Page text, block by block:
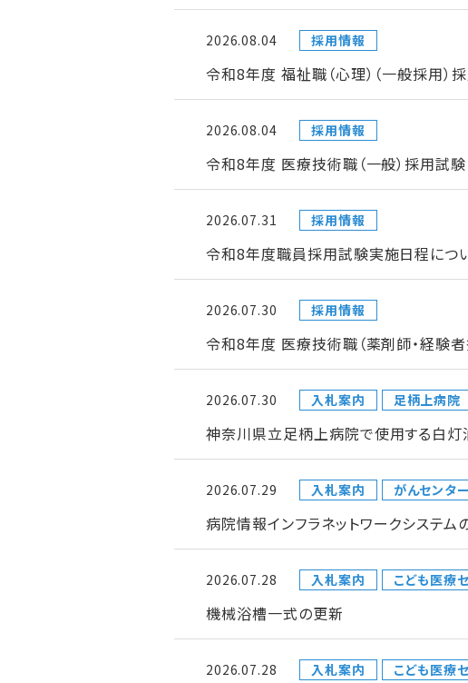
2026.08.04 採用情報
令和8年度 福祉職（心理）（一般採用
2026.08.04 採用情報
令和8年度 医療技術職（一般）採用試
2026.07.31 採用情報
令和8年度職員採用試験実施日程につい
2026.07.30 採用情報
令和8年度 医療技術職（薬剤師・経験者
2026.07.30 入札案内 足柄上病院
神奈川県立足柄上病院で使用する白灯
2026.07.29 入札案内 がんセンター
病院情報インフラネットワークシステ
2026.07.28 入札案内 こども医療
機械浴槽一式の更新
2026.07.28 入札案内 こども医療